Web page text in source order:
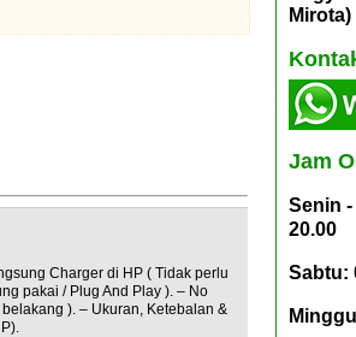
Charger di HP ( Tidak perlu
pakai / Plug And Play ). – No
). – Ukuran, Ketebalan &
Mirota)
Jam
Senin -
20.00
Sabtu: